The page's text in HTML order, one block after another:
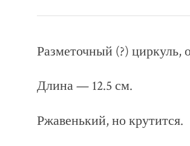
Разметочный (?) циркуль,
Длина — 12.5 см.
Ржавенький, но крутится.